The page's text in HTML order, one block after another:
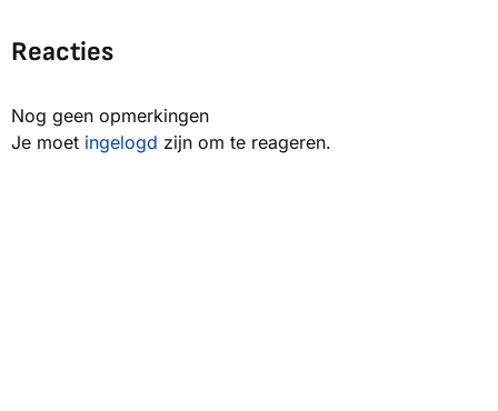
Reacties
Nog geen opmerkingen
Je moet ingelogd zijn om te reageren.